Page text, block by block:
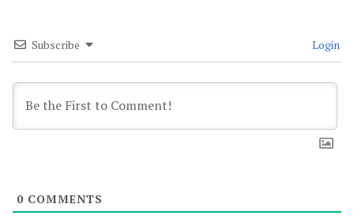
Subscribe Login
0 COMMENTS